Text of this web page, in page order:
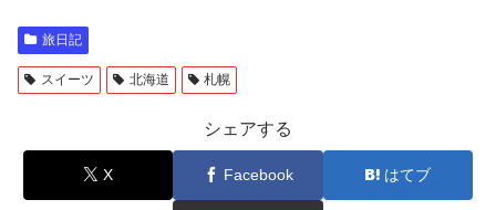
旅日記
スイーツ 北海道 札幌
シェアする
X Facebook はてブ